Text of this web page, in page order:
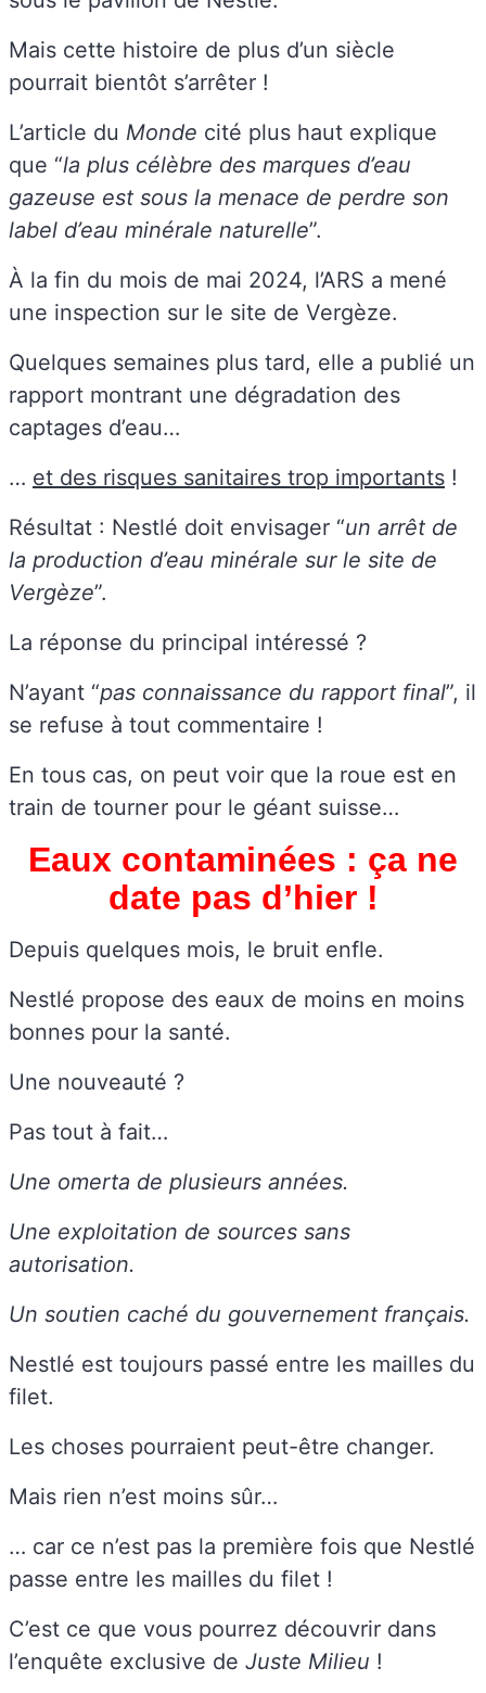
Mais cette histoire de plus d’un siècle
pourrait bientôt s’arrêter !
L’article du Monde cité plus haut explique
que “la plus célèbre des marques d’eau
gazeuse est sous la menace de perdre son
label d’eau minérale naturelle”.
À la fin du mois de mai 2024, l’ARS a mené
une inspection sur le site de Vergèze.
Quelques semaines plus tard, elle a publié un
rapport montrant une dégradation des
captages d’eau…
… et des risques sanitaires trop importants !
Résultat : Nestlé doit envisager “un arrêt de
la production d’eau minérale sur le site de
Vergèze”.
La réponse du principal intéressé ?
N’ayant “pas connaissance du rapport final”, il
se refuse à tout commentaire !
En tous cas, on peut voir que la roue est en
train de tourner pour le géant suisse…
Eaux contaminées : ça ne
date pas d’hier !
Depuis quelques mois, le bruit enfle.
Nestlé propose des eaux de moins en moins
bonnes pour la santé.
Une nouveauté ?
Pas tout à fait…
Une omerta de plusieurs années.
Une exploitation de sources sans
autorisation.
Un soutien caché du gouvernement français.
Nestlé est toujours passé entre les mailles du
filet.
Les choses pourraient peut-être changer.
Mais rien n’est moins sûr…
… car ce n’est pas la première fois que Nestlé
passe entre les mailles du filet !
C’est ce que vous pourrez découvrir dans
l’enquête exclusive de Juste Milieu !